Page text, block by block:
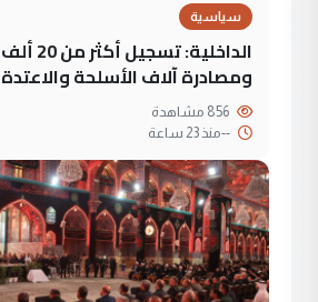
سياسية
ومصادرة آلاف الأسلحة
--منذ 23 ساعة